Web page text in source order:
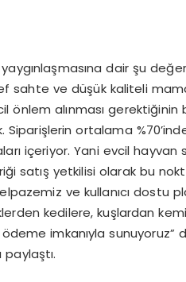
dair şu
sahte ve düşük kaliteli
önlem alınması gerektiğinin
Siparişlerin ortalama
içeriyor. Yani evcil
satış yetkilisi olarak bu
ve kullanıcı dostu
kedilere, kuşlardan
imkanıyla sunuyoruz”
paylaştı.